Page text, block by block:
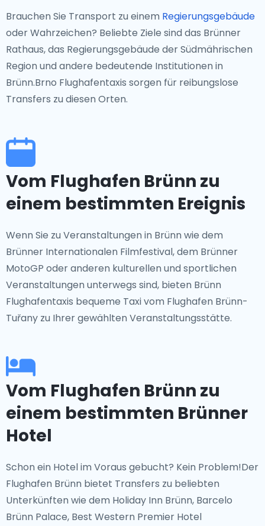
Brauchen Sie Transport zu einem Regierungsgebäude
oder Wahrzeichen? Beliebte Ziele sind das Brünner
Rathaus, das Regierungsgebäude der Südmährischen
Region und andere bedeutende Institutionen in
Brünn.Brno Flughafentaxis sorgen für reibungslose
Transfers zu diesen Orten.
Vom Flughafen Brünn zu
einem bestimmten Ereignis
Wenn Sie zu Veranstaltungen in Brünn wie dem
Brünner Internationalen Filmfestival, dem Brünner
MotoGP oder anderen kulturellen und sportlichen
Veranstaltungen unterwegs sind, bieten Brünn
Flughafentaxis bequeme Taxi vom Flughafen Brünn-
Tuřany zu Ihrer gewählten Veranstaltungsstätte.
Vom Flughafen Brünn zu
einem bestimmten Brünner
Hotel
Schon ein Hotel im Voraus gebucht? Kein Problem!Der
Flughafen Brünn bietet Transfers zu beliebten
Unterkünften wie dem Holiday Inn Brünn, Barcelo
Brünn Palace, Best Western Premier Hotel